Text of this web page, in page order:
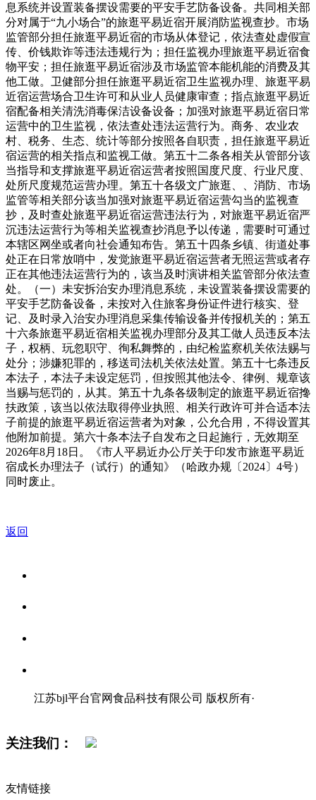
息系统并设置装备摆设需要的平安手艺防备设备。共同相关部
分对属于“九小场合”的旅逛平易近宿开展消防监视查抄。市场
监管部分担任旅逛平易近宿的市场从体登记，依法查处虚假宣
传、价钱欺诈等违法违规行为；担任监视办理旅逛平易近宿食
物平安；担任旅逛平易近宿涉及市场监管本能机能的消费及其
他工做。卫健部分担任旅逛平易近宿卫生监视办理、旅逛平易
近宿运营场合卫生许可和从业人员健康审查；指点旅逛平易近
宿配备相关清洗消毒保洁设备设备；加强对旅逛平易近宿日常
运营中的卫生监视，依法查处违法运营行为。商务、农业农
村、税务、生态、统计等部分按照各自职责，担任旅逛平易近
宿运营的相关指点和监视工做。第五十二条各相关从管部分该
当指导和支撑旅逛平易近宿运营者按照国度尺度、行业尺度、
处所尺度规范运营办理。第五十各级文广旅逛、、消防、市场
监管等相关部分该当加强对旅逛平易近宿运营勾当的监视查
抄，及时查处旅逛平易近宿运营违法行为，对旅逛平易近宿严
沉违法运营行为等相关监视查抄消息予以传递，需要时可通过
本辖区网坐或者向社会通知布告。第五十四条乡镇、街道处事
处正在日常放哨中，发觉旅逛平易近宿运营者无照运营或者存
正在其他违法运营行为的，该当及时演讲相关监管部分依法查
处。（一）未安拆治安办理消息系统，未设置装备摆设需要的
平安手艺防备设备，未按对入住旅客身份证件进行核实、登
记、及时录入治安办理消息采集传输设备并传报机关的；第五
十六条旅逛平易近宿相关监视办理部分及其工做人员违反本法
子，权柄、玩忽职守、徇私舞弊的，由纪检监察机关依法赐与
处分；涉嫌犯罪的，移送司法机关依法处置。第五十七条违反
本法子，本法子未设定惩罚，但按照其他法令、律例、规章该
当赐与惩罚的，从其。第五十九条各级制定的旅逛平易近宿搀
扶政策，该当以依法取得停业执照、相关行政许可并合适本法
子前提的旅逛平易近宿运营者为对象，公允合用，不得设置其
他附加前提。第六十条本法子自发布之日起施行，无效期至
2026年8月18日。《市人平易近办公厅关于印发市旅逛平易近
宿成长办理法子（试行）的通知》（哈政办规〔2024〕4号）
同时废止。
返回
江苏bjl平台官网食品科技有限公司 版权所有·
关注我们：
友情链接